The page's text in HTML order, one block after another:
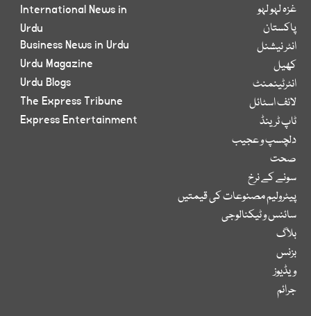
غزہ لہو لہو
پاکستان
انٹر نیشنل
کھیل
انٹرٹینمنٹ
لائف اسٹائل
ٹاپ ٹرینڈ
دلچسپ و عجیب
صحت
سونے کے نرخ
پیٹرولیم مصنوعات کی قیمتیں
سائنس و ٹیکنالوجی
بلاگ
بزنس
ویڈیوز
جرائم
International News in
Urdu
Business News in Urdu
Urdu Magazine
Urdu Blogs
The Express Tribune
Express Entertainment